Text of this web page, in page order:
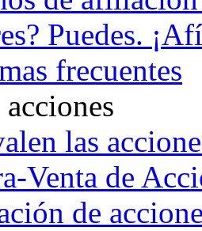
Puedes.
frecuentes
las
Venta de
de